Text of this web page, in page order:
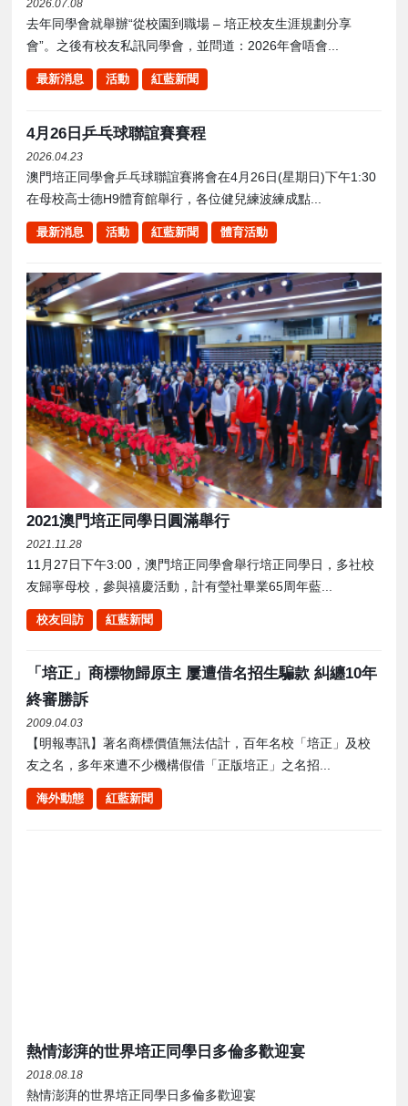
2026.07.08
去年同學會就舉辦“從校園到職場 – 培正校友生涯規劃分享
會”。之後有校友私訊同學會，並問道：2026年會唔會...
最新消息 活動 紅藍新聞
4月26日乒乓球聯誼賽賽程
2026.04.23
澳門培正同學會乒乓球聯誼賽將會在4月26日(星期日)下午1:30
在母校高士德H9體育館舉行，各位健兒練波練成點...
最新消息 活動 紅藍新聞 體育活動
2021澳門培正同學日圓滿舉行
2021.11.28
11月27日下午3:00，澳門培正同學會舉行培正同學日，多社校
友歸寧母校，參與禧慶活動，計有瑩社畢業65周年藍...
校友回訪 紅藍新聞
「培正」商標物歸原主 屢遭借名招生騙款 糾纏10年
終審勝訴
2009.04.03
【明報專訊】著名商標價值無法估計，百年名校「培正」及校
友之名，多年來遭不少機構假借「正版培正」之名招...
海外動態 紅藍新聞
熱情澎湃的世界培正同學日多倫多歡迎宴
2018.08.18
熱情澎湃的世界培正同學日多倫多歡迎宴